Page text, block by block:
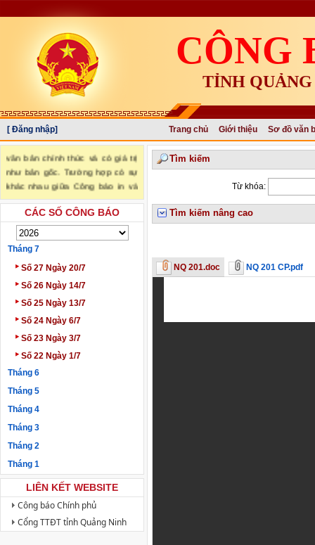
CÔNG
TỈNH
[ Đăng nhập] Trang chủ Giới thiệu
Sơ đồ văn
"Văn bản đăng trên Công báo là
văn bản chính thức và có giá trị
như bản gốc. Trường hợp có sự
khác nhau giữa Công báo in và
Công báo điện tử thì sử dụng
Công báo in làm căn cứ chính
thức." (trích Nghị định số
34/2016/NĐ-CP ngày 14/05/2016
của Chính phủ)
CÁC SỐ CÔNG BÁO
Tháng 7
‣ Số 27 Ngày 20/7
‣ Số 26 Ngày 14/7
‣ Số 25 Ngày 13/7
‣ Số 24 Ngày 6/7
‣ Số 23 Ngày 3/7
‣ Số 22 Ngày 1/7
Tháng 6
Tháng 5
Tháng 4
Tháng 3
Tháng 2
Tháng 1
LIÊN KẾT WEBSITE
Công báo Chính phủ
Cổng TTĐT tỉnh Quảng Ninh
Tìm kiếm
Từ khóa:
Tìm kiếm nâng cao
NQ 201.doc NQ 201 CP.pdf